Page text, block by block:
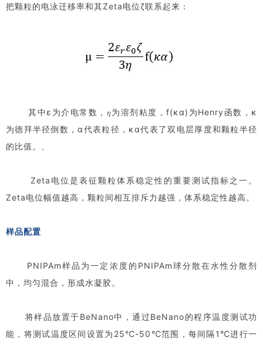
把颗粒的电泳迁移率和其Zeta电位ζ联系起来：
其中ε为介电常数，𝜂为溶剂粘度，f(κα)为Henry函数，κ
为德拜半径倒数，α代表粒径，κα代表了双电层厚度和颗粒半径
的比值。、
Zeta电位是表征颗粒体系稳定性的重要测试指标之一。
Zeta电位幅值越高，颗粒间相互排斥力越强，体系稳定性越高。
样品配置
PNIPAm样品为一定浓度的PNIPAm球分散在水性分散剂
中，均匀混合，形成水凝胶。
将样品放置于BeNano中，通过BeNano的程序温度测试功
能，将测试温度区间设置为25℃-50℃范围，每间隔1℃进行一